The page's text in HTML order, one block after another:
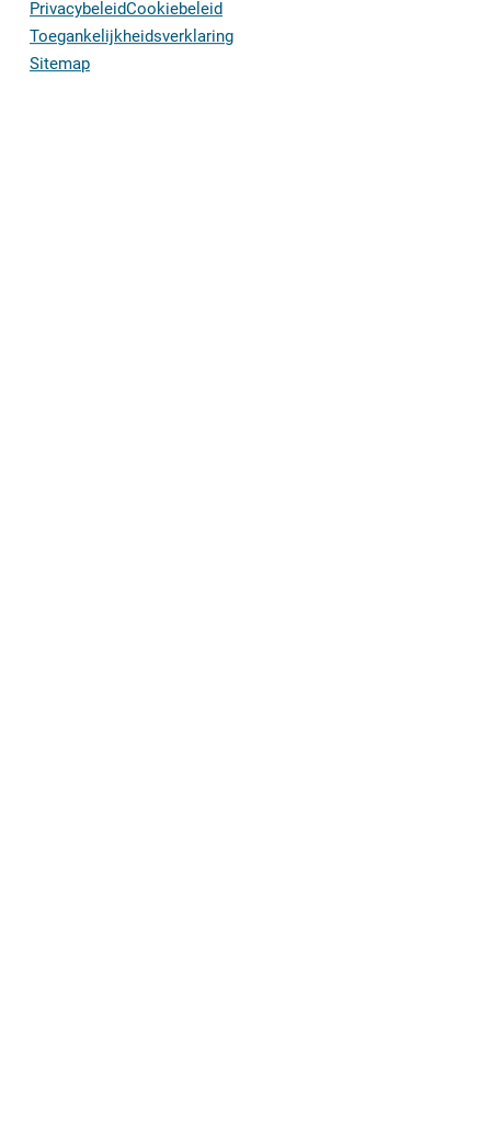
PrivacybeleidCookiebeleid
Toegankelijkheidsverklaring
Sitemap